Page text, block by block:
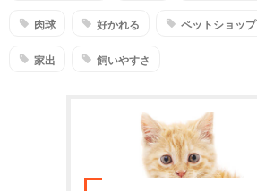
肉球 好かれる ペットショップ
家出 飼いやすさ